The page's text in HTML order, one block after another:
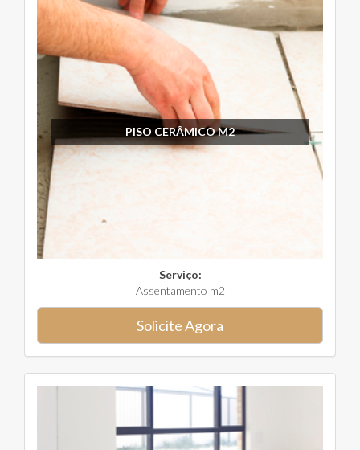
PISO CERÂMICO M2
Serviço:
Assentamento m2
Solicite Agora